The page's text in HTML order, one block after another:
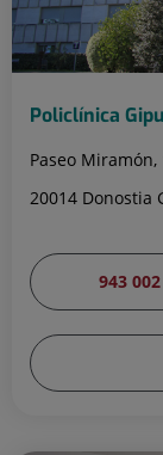
Policlínica
Paseo Miramón,
20014 Donostia
943